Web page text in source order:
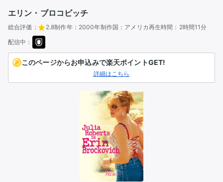
エリン・ブロコビッチ
総合評価： 2.8制作年： 2000年制作国： アメリカ再生時間： 2時間11分
配信中：
このページからお申込みで楽天ポイントGET!
詳細はこちら